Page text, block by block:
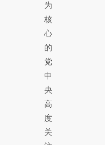
为
核
心
的
党
中
央
高
度
关